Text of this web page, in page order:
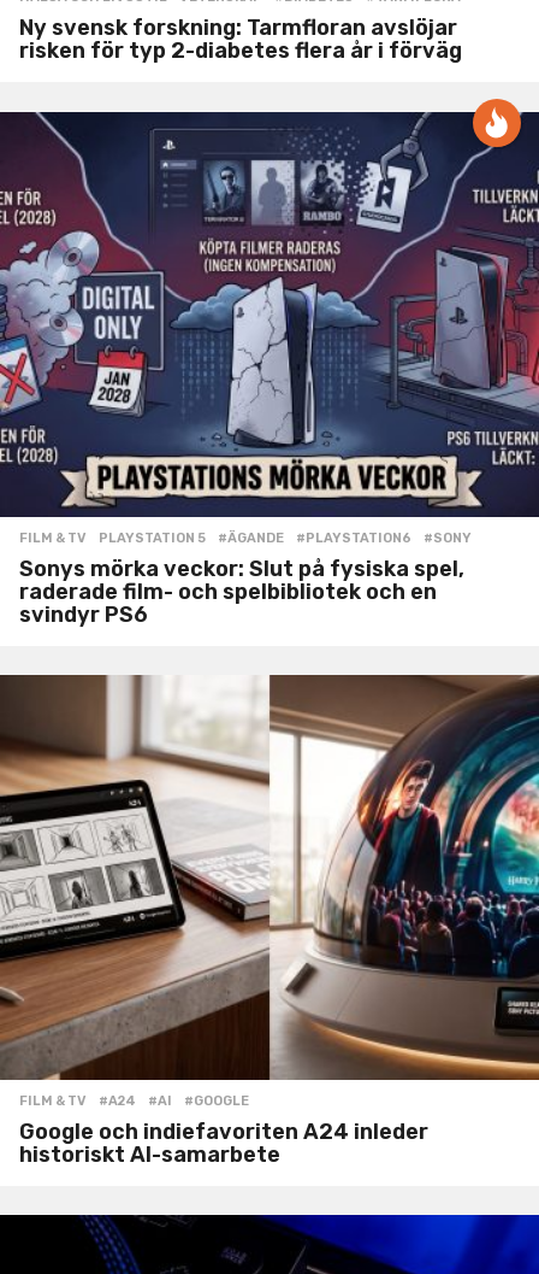
Ny svensk forskning: Tarmfloran avslöjar
risken för typ 2-diabetes flera år i förväg
FILM & TV ,PLAYSTATION 5 #ÄGANDE ,#PLAYSTATION6 ,#SONY
Sonys mörka veckor: Slut på fysiska spel,
raderade film- och spelbibliotek och en
svindyr PS6
FILM & TV #A24 ,#AI ,#GOOGLE
Google och indiefavoriten A24 inleder
historiskt AI-samarbete